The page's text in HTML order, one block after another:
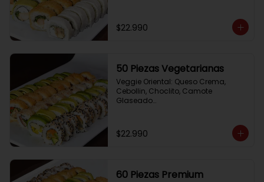
Cebollin
Frito 2: Pollo, Queso Crema, Cebollin
$22.990
50 Piezas Vegetarianas
Veggie Oriental: Queso Crema,
Cebollin, Choclito, Camote
Glaseado
Avocado Veggie:	Palmito, Choclito,
Queso Crema, Cebollin
Albahaca,  envuelto en almendras
$22.990
60 Piezas Premium